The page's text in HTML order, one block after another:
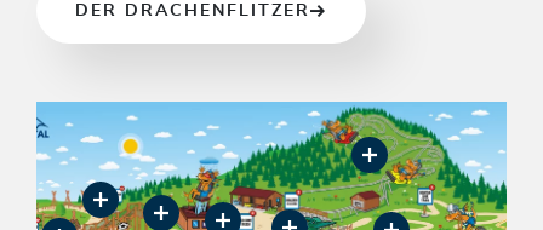
DER DRACHENFLITZER